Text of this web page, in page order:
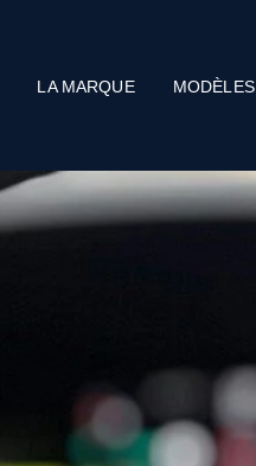
LA MARQUE MODÈLES